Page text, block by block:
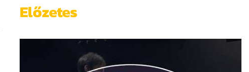
Előzetes